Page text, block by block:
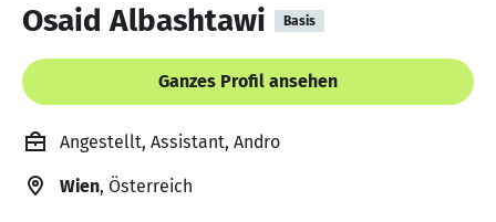
Osaid Albashtawi Basis
Ganzes Profil ansehen
Angestellt, Assistant, Andro
Wien, Österreich